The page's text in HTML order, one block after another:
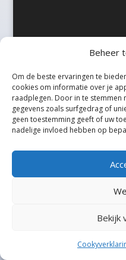
Beheer
Om de beste ervaringen te
cookies om informatie over je
raadplegen. Door in te stemmen
gegevens zoals surfgedrag of
geen toestemming geeft of uw
nadelige invloed hebben op
Bekijk
©Taxireview, alle